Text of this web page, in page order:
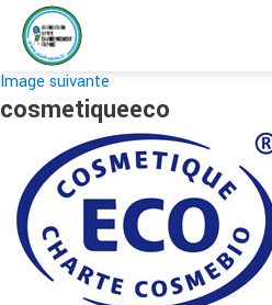
Image suivante
cosmetiqueeco